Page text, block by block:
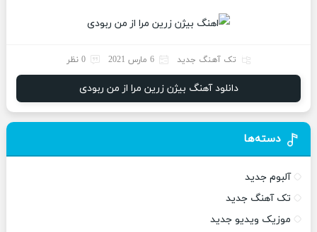
تک آهنگ جدید 6 مارس 2021 0 نظر
دانلود آهنگ بیژن زرین مرا از من ربودی
دسته‌ها
آلبوم جدید
تک آهنگ جدید
موزیک ویدیو جدید